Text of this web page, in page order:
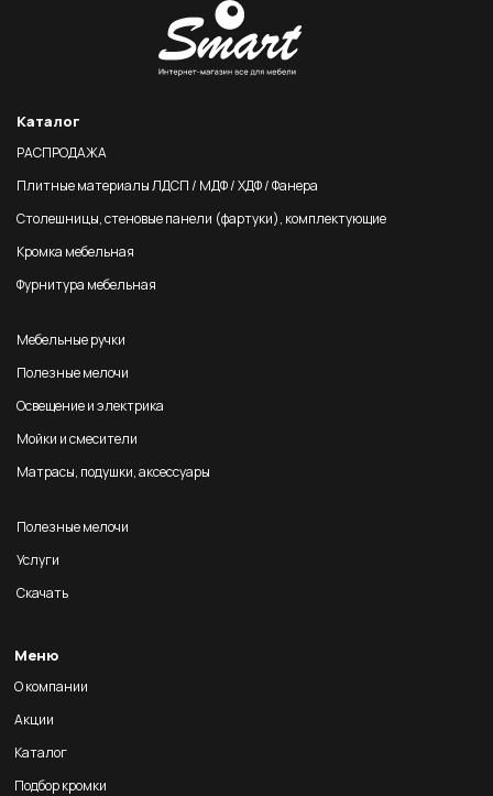
Каталог
РАСПРОДАЖА
Плитные материалы ЛДСП / МДФ / ХДФ / Фанера
Столешницы, стеновые панели (фартуки), комплектующие
Кромка мебельная
Фурнитура мебельная
Мебельные ручки
Полезные мелочи
Освещение и электрика
Мойки и смесители
Матрасы, подушки, аксессуары
Полезные мелочи
Услуги
Скачать
Меню
О компании
Акции
Каталог
Подбор кромки